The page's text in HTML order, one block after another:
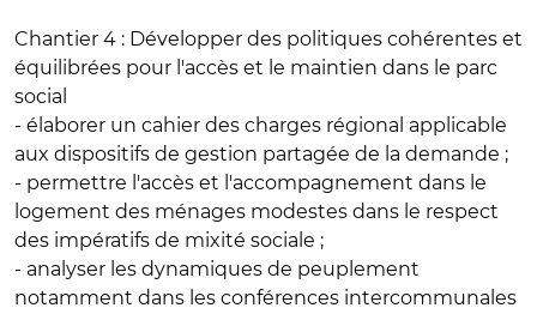
Chantier 4 : Développer des politiques cohérentes et
équilibrées pour l'accès et le maintien dans le parc
social
- élaborer un cahier des charges régional applicable
aux dispositifs de gestion partagée de la demande ;
- permettre l'accès et l'accompagnement dans le
logement des ménages modestes dans le respect
des impératifs de mixité sociale ;
- analyser les dynamiques de peuplement
notamment dans les conférences intercommunales